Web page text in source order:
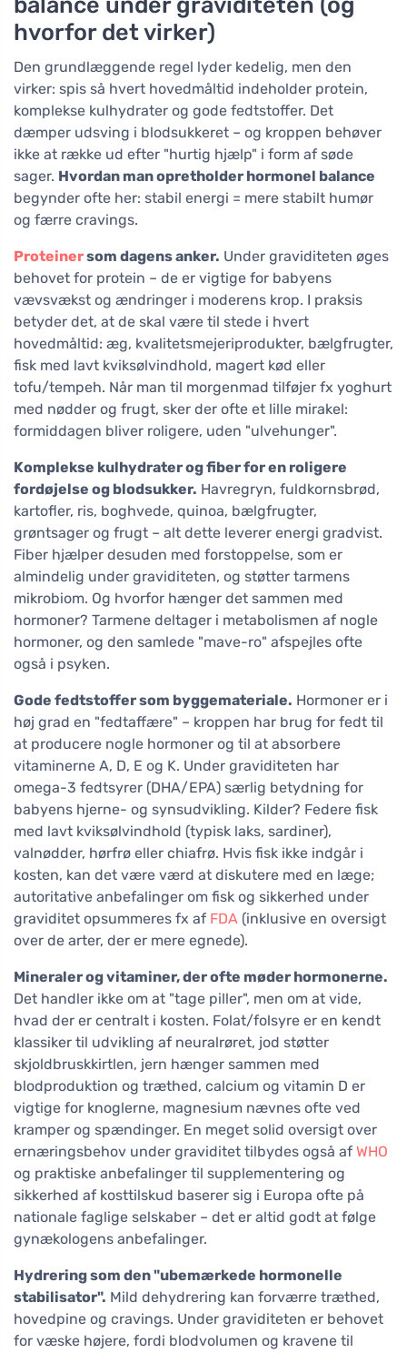
hvorfor det virker)
Den grundlæggende regel lyder kedelig, men den
virker: spis så hvert hovedmåltid indeholder protein,
komplekse kulhydrater og gode fedtstoffer. Det
dæmper udsving i blodsukkeret – og kroppen behøver
ikke at række ud efter "hurtig hjælp" i form af søde
sager. Hvordan man opretholder hormonel balance
begynder ofte her: stabil energi = mere stabilt humør
og færre cravings.
Proteinersom dagens anker. Under graviditeten øges
behovet for protein – de er vigtige for babyens
vævsvækst og ændringer i moderens krop. I praksis
betyder det, at de skal være til stede i hvert
hovedmåltid: æg, kvalitetsmejeriprodukter, bælgfrugter,
fisk med lavt kviksølvindhold, magert kød eller
tofu/tempeh. Når man til morgenmad tilføjer fx yoghurt
med nødder og frugt, sker der ofte et lille mirakel:
formiddagen bliver roligere, uden "ulvehunger".
Komplekse kulhydrater og fiber for en roligere
fordøjelse og blodsukker. Havregryn, fuldkornsbrød,
kartofler, ris, boghvede, quinoa, bælgfrugter,
grøntsager og frugt – alt dette leverer energi gradvist.
Fiber hjælper desuden med forstoppelse, som er
almindelig under graviditeten, og støtter tarmens
mikrobiom. Og hvorfor hænger det sammen med
hormoner? Tarmene deltager i metabolismen af nogle
hormoner, og den samlede "mave-ro" afspejles ofte
også i psyken.
Gode fedtstoffer som byggemateriale. Hormoner er i
høj grad en "fedtaffære" – kroppen har brug for fedt til
at producere nogle hormoner og til at absorbere
vitaminerne A, D, E og K. Under graviditeten har
omega-3 fedtsyrer (DHA/EPA) særlig betydning for
babyens hjerne- og synsudvikling. Kilder? Federe fisk
med lavt kviksølvindhold (typisk laks, sardiner),
valnødder, hørfrø eller chiafrø. Hvis fisk ikke indgår i
kosten, kan det være værd at diskutere med en læge;
autoritative anbefalinger om fisk og sikkerhed under
graviditet opsummeres fx af FDA (inklusive en oversigt
over de arter, der er mere egnede).
Mineraler og vitaminer, der ofte møder hormonerne.
Det handler ikke om at "tage piller", men om at vide,
hvad der er centralt i kosten. Folat/folsyre er en kendt
klassiker til udvikling af neuralrøret, jod støtter
skjoldbruskkirtlen, jern hænger sammen med
blodproduktion og træthed, calcium og vitamin D er
vigtige for knoglerne, magnesium nævnes ofte ved
kramper og spændinger. En meget solid oversigt over
ernæringsbehov under graviditet tilbydes også af WHO
og praktiske anbefalinger til supplementering og
sikkerhed af kosttilskud baserer sig i Europa ofte på
nationale faglige selskaber – det er altid godt at følge
gynækologens anbefalinger.
Hydrering som den "ubemærkede hormonelle
stabilisator". Mild dehydrering kan forværre træthed,
hovedpine og cravings. Under graviditeten er behovet
for væske højere, fordi blodvolumen og kravene til